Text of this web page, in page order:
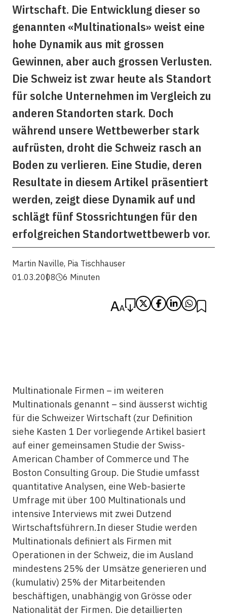
Wirtschaft. Die Entwicklung dieser so
genannten «Multinationals» weist eine
hohe Dynamik aus mit grossen
Gewinnen, aber auch grossen Verlusten.
Die Schweiz ist zwar heute als Standort
für solche Unternehmen im Vergleich zu
anderen Standorten stark. Doch
während unsere Wettbewerber stark
aufrüsten, droht die Schweiz rasch an
Boden zu verlieren. Eine Studie, deren
Resultate in diesem Artikel präsentiert
werden, zeigt diese Dynamik auf und
schlägt fünf Stossrichtungen für den
erfolgreichen Standortwettbewerb vor.
Martin Naville, Pia Tischhauser
01.03.2008
6 Minuten
Multinationale Firmen – im weiteren
Multinationals genannt – sind äusserst wichtig
für die Schweizer Wirtschaft (zur Definition
siehe Kasten 1 Der vorliegende Artikel basiert
auf einer gemeinsamen Studie der Swiss-
American Chamber of Commerce und The
Boston Consulting Group. Die Studie umfasst
quantitative Analysen, eine Web-basierte
Umfrage mit über 100 Multinationals und
intensive Interviews mit zwei Dutzend
Wirtschaftsführern.In dieser Studie werden
Multinationals definiert als Firmen mit
Operationen in der Schweiz, die im Ausland
mindestens 25% der Umsätze generieren und
(kumulativ) 25% der Mitarbeitenden
beschäftigen, unabhängig von Grösse oder
Nationalität der Firmen. Die detaillierten